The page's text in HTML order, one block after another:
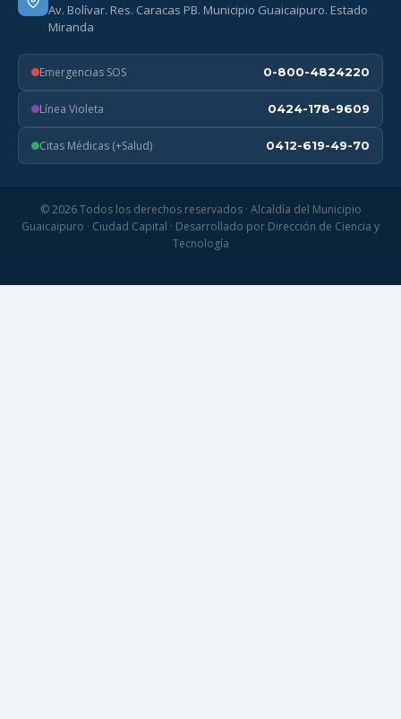
Av. Bolívar. Res. Caracas PB. Municipio Guaicaipuro. Estado
Miranda
Emergencias SOS 0-800-4824220
Línea Violeta 0424-178-9609
Citas Médicas (+Salud) 0412-619-49-70
© 2026 Todos los derechos reservados · Alcaldía del Municipio
Guaicaipuro · Ciudad Capital · Desarrollado por Dirección de Ciencia y
Tecnología